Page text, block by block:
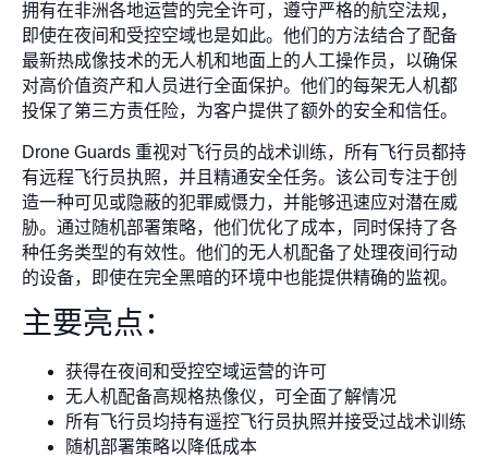
拥有在非洲各地运营的完全许可，遵守严格的航空法规，
即使在夜间和受控空域也是如此。他们的方法结合了配备
最新热成像技术的无人机和地面上的人工操作员，以确保
对高价值资产和人员进行全面保护。他们的每架无人机都
投保了第三方责任险，为客户提供了额外的安全和信任。
Drone Guards 重视对飞行员的战术训练，所有飞行员都持
有远程飞行员执照，并且精通安全任务。该公司专注于创
造一种可见或隐蔽的犯罪威慑力，并能够迅速应对潜在威
胁。通过随机部署策略，他们优化了成本，同时保持了各
种任务类型的有效性。他们的无人机配备了处理夜间行动
的设备，即使在完全黑暗的环境中也能提供精确的监视。
主要亮点：
获得在夜间和受控空域运营的许可
无人机配备高规格热像仪，可全面了解情况
所有飞行员均持有遥控飞行员执照并接受过战术训练
随机部署策略以降低成本